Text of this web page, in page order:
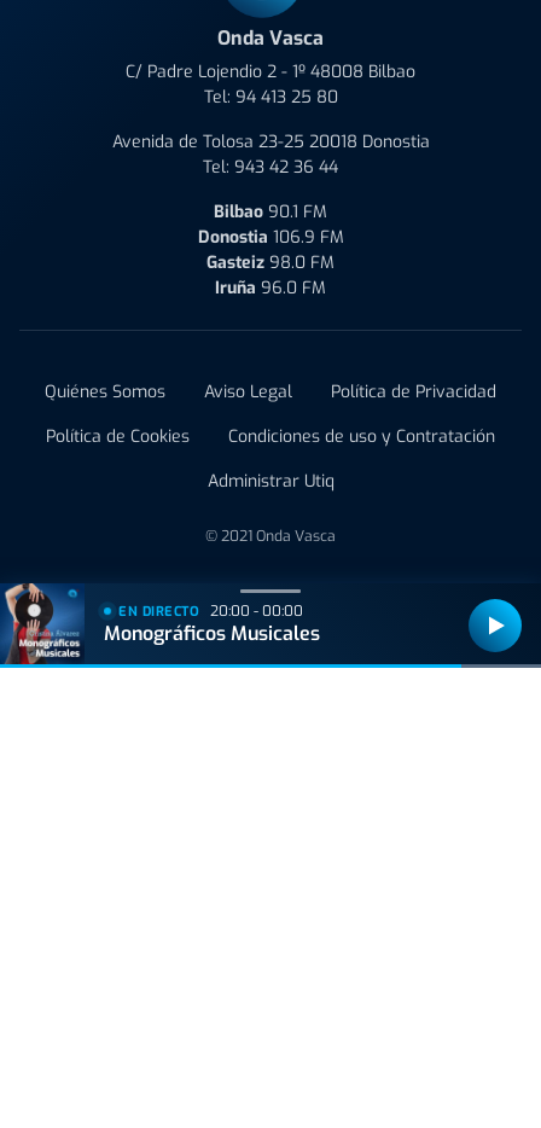
Onda Vasca
C/ Padre Lojendio 2 - 1º 48008 Bilbao
Tel: 94 413 25 80
Avenida de Tolosa 23-25 20018 Donostia
Tel: 943 42 36 44
Bilbao 90.1 FM
Donostia 106.9 FM
Gasteiz 98.0 FM
Iruña 96.0 FM
Quiénes Somos Aviso Legal
Política de Privacidad
Política de Cookies
Condiciones de uso y Contratación
Administrar Utiq
© 2021 Onda Vasca
EN DIRECTO 20:00 - 00:00
Monográficos Musicales